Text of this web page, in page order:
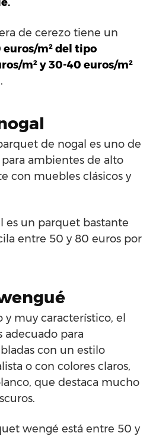
de cerezo tiene un
euros/m² del tipo
m² y 30-40 euros/m²
.
de nogal es uno de
ambientes de alto
con muebles clásicos y
es un parquet bastante
entre 50 y 80 euros por
y muy característico, el
adecuado para
con un estilo
o con colores claros,
que destaca mucho
wengé está entre 50 y